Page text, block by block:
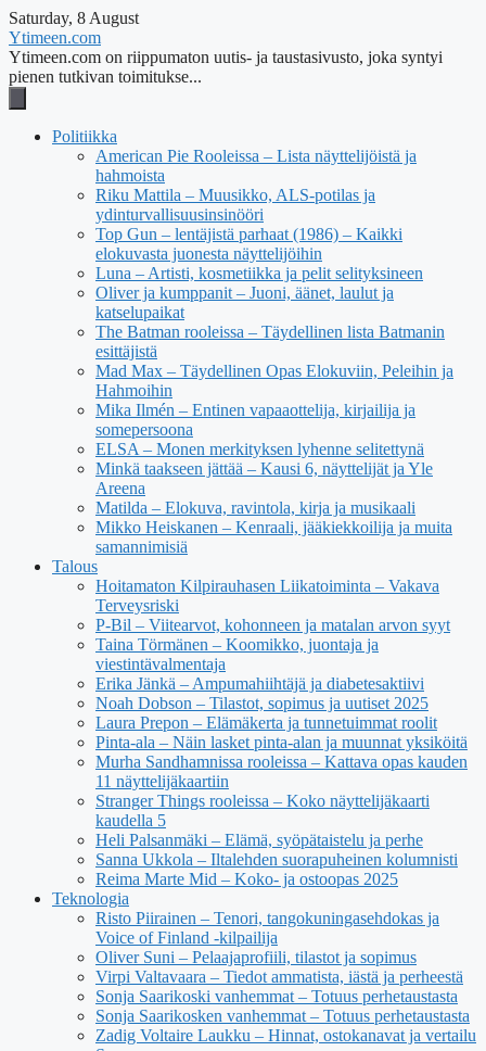
Saturday, 8 August
Ytimeen.com
Ytimeen.com on riippumaton uutis- ja taustasivusto, joka syntyi
pienen tutkivan toimitukse...
Politiikka
American Pie Rooleissa – Lista näyttelijöistä ja
hahmoista
Riku Mattila – Muusikko, ALS-potilas ja
ydinturvallisuusinsinööri
Top Gun – lentäjistä parhaat (1986) – Kaikki
elokuvasta juonesta näyttelijöihin
Luna – Artisti, kosmetiikka ja pelit selityksineen
Oliver ja kumppanit – Juoni, äänet, laulut ja
katselupaikat
The Batman rooleissa – Täydellinen lista Batmanin
esittäjistä
Mad Max – Täydellinen Opas Elokuviin, Peleihin ja
Hahmoihin
Mika Ilmén – Entinen vapaaottelija, kirjailija ja
somepersoona
ELSA – Monen merkityksen lyhenne selitettynä
Minkä taakseen jättää – Kausi 6, näyttelijät ja Yle
Areena
Matilda – Elokuva, ravintola, kirja ja musikaali
Mikko Heiskanen – Kenraali, jääkiekkoilija ja muita
samannimisiä
Talous
Hoitamaton Kilpirauhasen Liikatoiminta – Vakava
Terveysriski
P-Bil – Viitearvot, kohonneen ja matalan arvon syyt
Taina Törmänen – Koomikko, juontaja ja
viestintävalmentaja
Erika Jänkä – Ampumahiihtäjä ja diabetesaktiivi
Noah Dobson – Tilastot, sopimus ja uutiset 2025
Laura Prepon – Elämäkerta ja tunnetuimmat roolit
Pinta-ala – Näin lasket pinta-alan ja muunnat yksiköitä
Murha Sandhamnissa rooleissa – Kattava opas kauden
11 näyttelijäkaartiin
Stranger Things rooleissa – Koko näyttelijäkaarti
kaudella 5
Heli Palsanmäki – Elämä, syöpätaistelu ja perhe
Sanna Ukkola – Iltalehden suorapuheinen kolumnisti
Reima Marte Mid – Koko- ja ostoopas 2025
Teknologia
Risto Piirainen – Tenori, tangokuningasehdokas ja
Voice of Finland -kilpailija
Oliver Suni – Pelaajaprofiili, tilastot ja sopimus
Virpi Valtavaara – Tiedot ammatista, iästä ja perheestä
Sonja Saarikoski vanhemmat – Totuus perhetaustasta
Sonja Saarikosken vanhemmat – Totuus perhetaustasta
Zadig Voltaire Laukku – Hinnat, ostokanavat ja vertailu